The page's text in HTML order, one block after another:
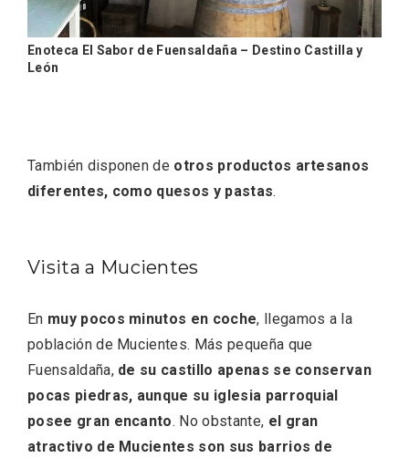
Enoteca El Sabor de Fuensaldaña – Destino Castilla y
León
También disponen de otros productos artesanos
diferentes, como quesos y pastas.
Visita a Mucientes
En muy pocos minutos en coche, llegamos a la
población de Mucientes. Más pequeña que
Fuensaldaña, de su castillo apenas se conservan
pocas piedras, aunque su iglesia parroquial
posee gran encanto. No obstante, el gran
atractivo de Mucientes son sus barrios de
Serrada